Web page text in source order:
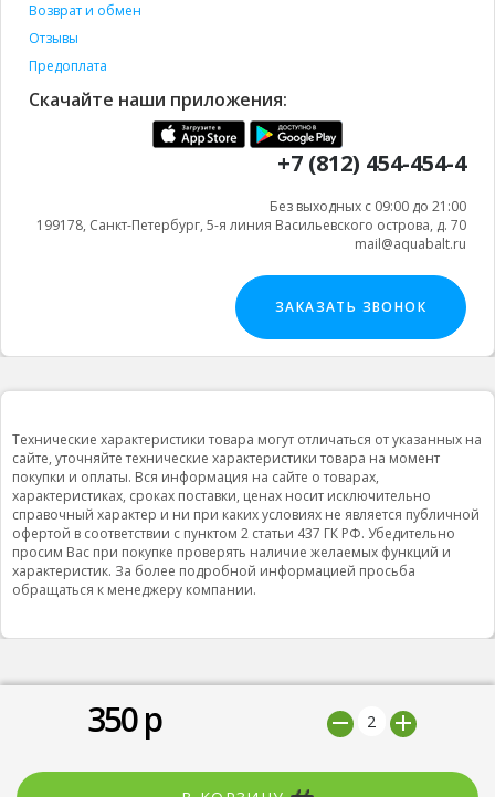
350р
Возврат и обмен
Отзывы
Предоплата
Скачайте наши приложения:
+7 (812) 454-454-4
Без выходных с 09:00 до 21:00
199178, Санкт-Петербург, 5-я линия Васильевского острова, д. 70
mail@aquabalt.ru
ЗАКАЗАТЬ ЗВОНОК
Технические характеристики товара могут отличаться от указанных на
сайте, уточняйте технические характеристики товара на момент
покупки и оплаты. Вся информация на сайте о товарах,
характеристиках, сроках поставки, ценах носит исключительно
справочный характер и ни при каких условиях не является публичной
офертой в соответствии с пунктом 2 статьи 437 ГК РФ. Убедительно
просим Вас при покупке проверять наличие желаемых функций и
характеристик. За более подробной информацией просьба
обращаться к менеджеру компании.
© 2019 ООО "Природная вода”, Все права защищены
Мы принимаем